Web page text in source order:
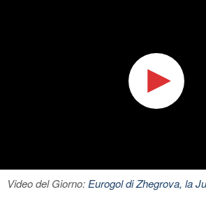
Video del Giorno:Eurogol di Zhegrova, la